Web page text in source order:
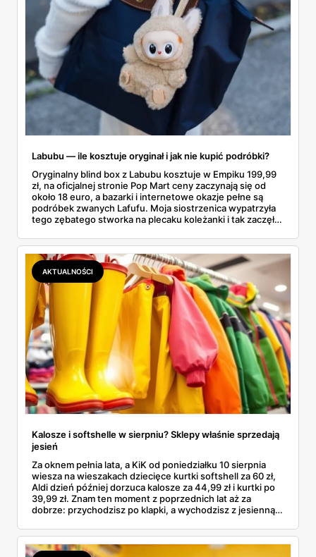
Labubu — ile kosztuje oryginał i jak nie kupić podróbki?
Oryginalny blind box z Labubu kosztuje w Empiku 199,99
zł, na oficjalnej stronie Pop Mart ceny zaczynają się od
około 18 euro, a bazarki i internetowe okazje pełne są
podróbek zwanych Lafufu. Moja siostrzenica wypatrzyła
tego zębatego stworka na plecaku koleżanki i tak zaczęło
kosztuje i po czym poznać, że sprzedawca nie wciska nam
podróbki. Spisałam wszystko, czego się dowiedziałam —
łącznie z jedną wpadką, o której za chwilę.
AKTUALNOŚCI
Kalosze i softshelle w sierpniu? Sklepy właśnie sprzedają
jesień
Za oknem pełnia lata, a KiK od poniedziałku 10 sierpnia
wiesza na wieszakach dziecięce kurtki softshell za 60 zł,
Aldi dzień później dorzuca kalosze za 44,99 zł i kurtki po
39,99 zł. Znam ten moment z poprzednich lat aż za
dobrze: przychodzisz po klapki, a wychodzisz z jesienną
pojawi się w gazetkach w przyszłym tygodniu i czy jest
sens kupować jesień, zanim skończą się wakacje.